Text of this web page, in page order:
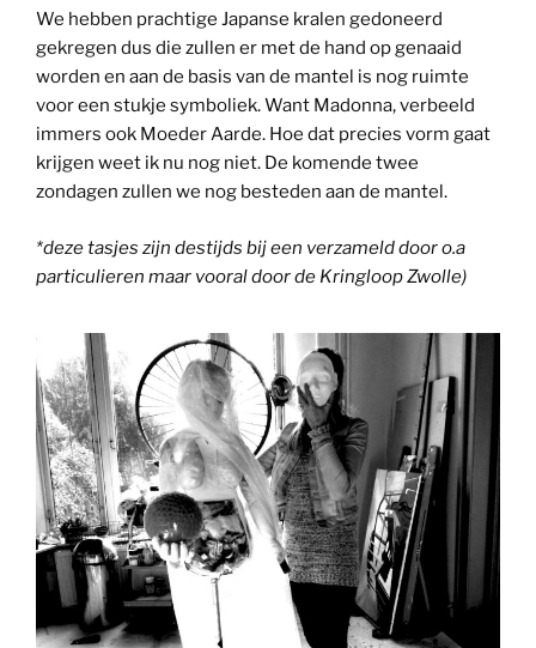
We hebben prachtige Japanse kralen gedoneerd
gekregen dus die zullen er met de hand op genaaid
worden en aan de basis van de mantel is nog ruimte
voor een stukje symboliek. Want Madonna, verbeeld
immers ook Moeder Aarde. Hoe dat precies vorm gaat
krijgen weet ik nu nog niet. De komende twee
zondagen zullen we nog besteden aan de mantel.
*deze tasjes zijn destijds bij een verzameld door o.a
particulieren maar vooral door de Kringloop Zwolle)